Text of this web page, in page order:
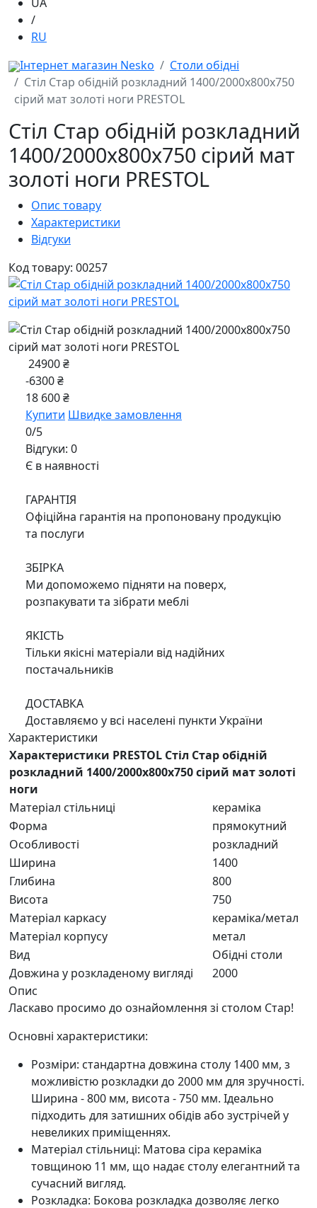
/
RU
Інтернет магазин Nesko
Столи обідні
Стіл Стар обідній розкладний 1400/2000x800x750
сірий мат золоті ноги PRESTOL
Стіл Стар обідній розкладний
1400/2000x800x750 сірий мат
золоті ноги PRESTOL
Опис товару
Характеристики
Відгуки
Код товару: 00257
24900 ₴
-6300 ₴
18 600 ₴
Купити Швидке замовлення
0/5
Відгуки: 0
Є в наявності
ГАРАНТІЯ
Офіційна гарантія на пропоновану продукцію
та послуги
ЗБІРКА
Ми допоможемо підняти на поверх,
розпакувати та зібрати меблі
ЯКІСТЬ
Тільки якісні матеріали від надійних
постачальників
ДОСТАВКА
Доставляємо у всі населені пункти України
Характеристики
Характеристики PRESTOL Стіл Стар обідній
розкладний 1400/2000x800x750 сірий мат золоті
ноги
Матеріал стільниці
кераміка
Форма
прямокутний
Особливості
розкладний
Ширина
1400
Глибина
800
Висота
750
Матеріал каркасу
кераміка/метал
Матеріал корпусу
метал
Вид
Обідні столи
Довжина у розкладеному вигляді
2000
Опис
Ласкаво просимо до ознайомлення зі столом Стар!
Основні характеристики:
Розміри: стандартна довжина столу 1400 мм, з
можливістю розкладки до 2000 мм для зручності.
Ширина - 800 мм, висота - 750 мм. Ідеально
підходить для затишних обідів або зустрічей у
невеликих приміщеннях.
Матеріал стільниці: Матова сіра кераміка
товщиною 11 мм, що надає столу елегантний та
сучасний вигляд.
Розкладка: Бокова розкладка дозволяє легко